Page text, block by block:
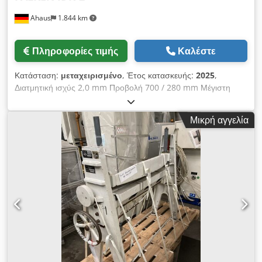
Τύπος κίνησης: ηλεκτρικός Εργασιακό πλάτος: 600 mm
χάλυβα: 3 mm Ισχύς: 22 kW (29,91 HP) Τάση σύνδεσης: 380 V
Συχνότητα: 50 Hz Συνολικό βάρος: 4.500 kg Συνολικό μήκος:
mm Εξοπλισμός • Κεντρικό σύστημα λίπανσης • Πνευματική
αφαίρεση ρολού από τον ξετυλιχτή • Το μηχάνημα είναι υπό
τάση και εγκατεστημένο σε παραγωγή Προσφέρεται δωρεάν με
την παράδοση Με το κυκλικό ψαλίδι παρέχεται δωρεάν και
μηχάνημα ψυχρής έλασης ελασμάτων για επίτευξη στενών
ανοχών πάχους. MINO GIOVANI BATTISTA – Μηχάνημα
έλασης Μοντέλο: LAS Ισχύς: 6 kW Βάρος: 4.500 kg Μηχάνημα
ψυχρής έλασης ελασμάτων (για στενές ανοχές) Μέγ. πλάτος
υλικού: 130 mm Μέγ. πάχος υλικού: 3 mm Ξετυλιχτής,
μετάδοση κίνησης μέσω ιμάντα Τιμές Κυκλικό ψαλίδι: 11.000
EUR Μηχάνημα έλασης: 3.500 EUR Το μηχάνημα έλασης
περιλαμβάνεται στο πακέτο χωρίς επιπλέον χρέωση, καθώς
χρησιμοποιήθηκε μαζί με τη γραμμή. Κόστος
αποσυναρμολόγησης και φόρτωσης: 1.800 EUR Όροι
παράδοσης Παράδοση: EXW 10290 Zaprešić – Κροατία Μήκος
Ahaus 1.844 km
Πληροφορίες τιμής Καλέστε
Κατάσταση: μεταχειρισμένο, Έτος κατασκευής: 2025,
Διατμητική ισχύς 2,0 mm Προβολή 700 / 280 mm Μέγιστη
διάμετρος κενού 1000 mm Ελάχ. διάμετρος κενού 120 mm
Ταχύτητα 7,0 m/min Συνολική απαίτηση ισχύος 1,10 kW
Βάρος μηχανής περίπου 360 kg Διαστάσεις Μ-Π-Υ 1400 x 400
x 1150 mm Εκθεσιακό μηχάνημα - σαν ΚΑΙΝΟΥΡΓΙΟ δεν έχει
χρησιμοποιηθεί ακόμα (!!) Ειδική τιμή κατόπιν παραγγελίας
Εξοπλισμός: - κυκλικό ψαλίδι με ηλεκτροκινητήρα μεγάλης
ακτίνας Dcedpfx Abexaa Tuofsk - με σκληρυμένα μαχαίρια -
Βάση μηχανής - χειροκίνητη ρύθμιση της επιθυμητής
διαμέτρου κενού - χειροκίνητη σύσφιξη υλικού - ηλεκτρικό
φρένο κινητήρα - 1x ελεύθερα κινούμενος ποδοδιακόπτης *
συμπεριλαμβανομένου του πλήκτρου διακοπής ΕΚΤΑΚΤΗΣ
Μικρή αγγελία